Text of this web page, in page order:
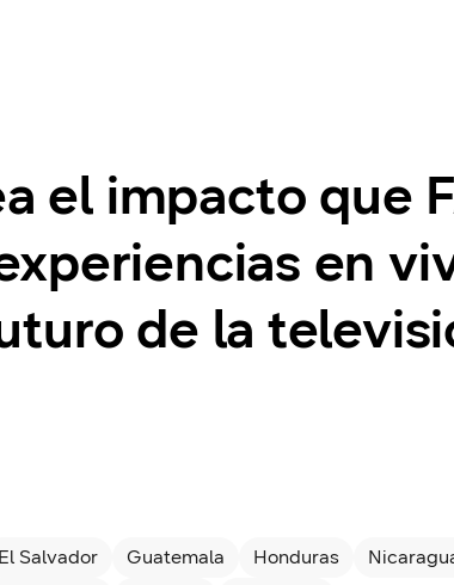
el impacto que
en
de la
El Salvador Guatemala Honduras